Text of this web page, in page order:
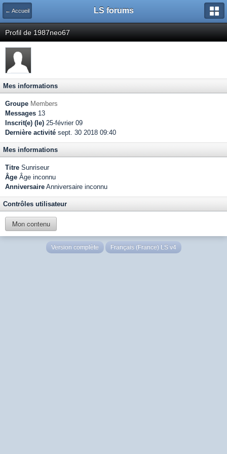
← Accueil LS forums
Profil de 1987neo67
Mes informations
Groupe Members
Messages 13
Inscrit(e) (le) 25-février 09
Dernière activité sept. 30 2018 09:40
Mes informations
Titre Sunriseur
Âge Âge inconnu
Anniversaire Anniversaire inconnu
Contrôles utilisateur
Mon contenu
Version complète Français (France) LS v4